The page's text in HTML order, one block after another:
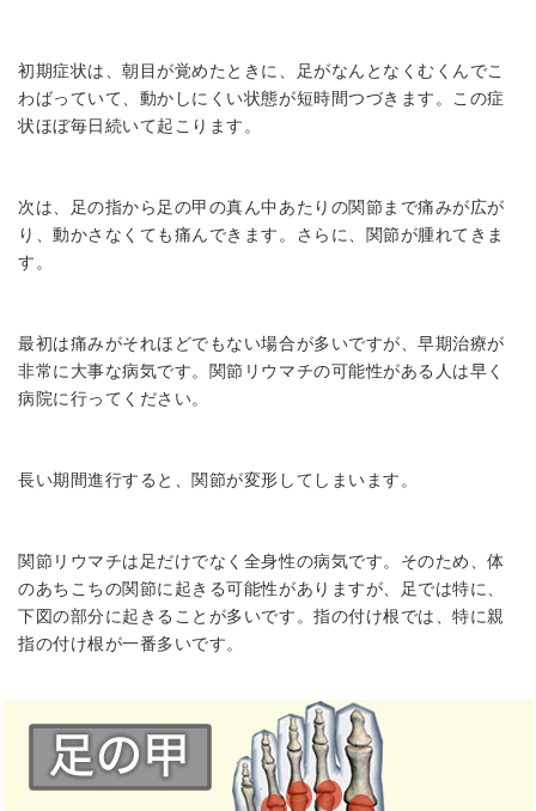
初期症状は、朝目が覚めたときに、足がなんとなくむくんでこ
わばっていて、動かしにくい状態が短時間つづきます。この症
状ほぼ毎日続いて起こります。
次は、足の指から足の甲の真ん中あたりの関節まで痛みが広が
り、動かさなくても痛んできます。さらに、関節が腫れてきま
す。
最初は痛みがそれほどでもない場合が多いですが、早期治療が
非常に大事な病気です。関節リウマチの可能性がある人は早く
病院に行ってください。
長い期間進行すると、関節が変形してしまいます。
関節リウマチは足だけでなく全身性の病気です。そのため、体
のあちこちの関節に起きる可能性がありますが、足では特に、
下図の部分に起きることが多いです。指の付け根では、特に親
指の付け根が一番多いです。